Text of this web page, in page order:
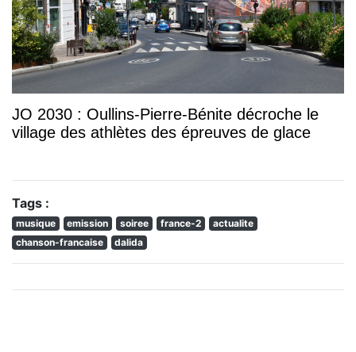
JO 2030 : Oullins-Pierre-Bénite décroche le
village des athlètes des épreuves de glace
Tags :
musique emission soiree france-2
actualite
chanson-francaise
dalida